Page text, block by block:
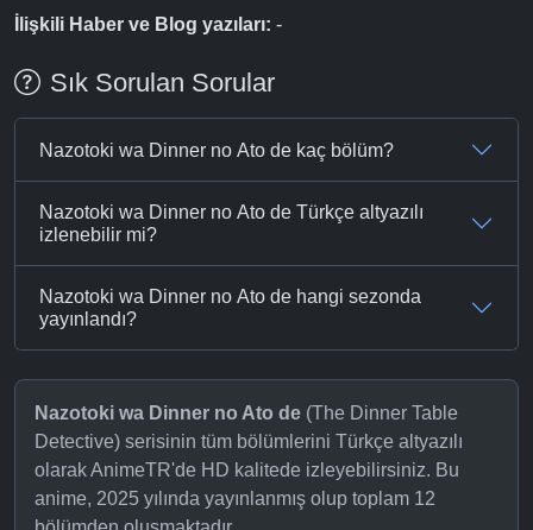
İlişkili Haber ve Blog yazıları: -
Sık Sorulan Sorular
Nazotoki wa Dinner no Ato de kaç bölüm?
Nazotoki wa Dinner no Ato de Türkçe altyazılı
izlenebilir mi?
Nazotoki wa Dinner no Ato de hangi sezonda
yayınlandı?
Nazotoki wa Dinner no Ato de (The Dinner Table
Detective) serisinin tüm bölümlerini Türkçe altyazılı
olarak AnimeTR'de HD kalitede izleyebilirsiniz. Bu
anime, 2025 yılında yayınlanmış olup toplam 12